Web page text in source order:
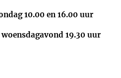
10.00 en 16.00 uur
19.30 uur